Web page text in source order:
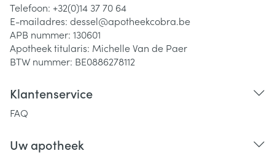
Telefoon: +32(0)14 37 70 64
E-mailadres: dessel@apotheekcobra.be
APB nummer: 130601
Apotheek titularis: Michelle Van de Paer
BTW nummer: BE0886278112
Klantenservice
FAQ
Uw apotheek